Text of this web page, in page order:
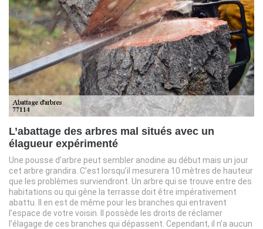
L’abattage des arbres mal situés avec un
élagueur expérimenté
Une pousse d’arbre peut sembler anodine au début mais un jour
cet arbre grandira. C’est lorsqu’il mesurera 10 mètres de hauteur
que les problèmes surviendront. Un arbre qui se trouve entre des
habitations ou qui gêne la terrasse doit être impérativement
abattu. Il en est de même pour les branches qui entravent
l’espace de votre voisin. Il possède les droits de réclamer
l’élagage de ces branches qui dépassent. Cependant, il n’a aucun